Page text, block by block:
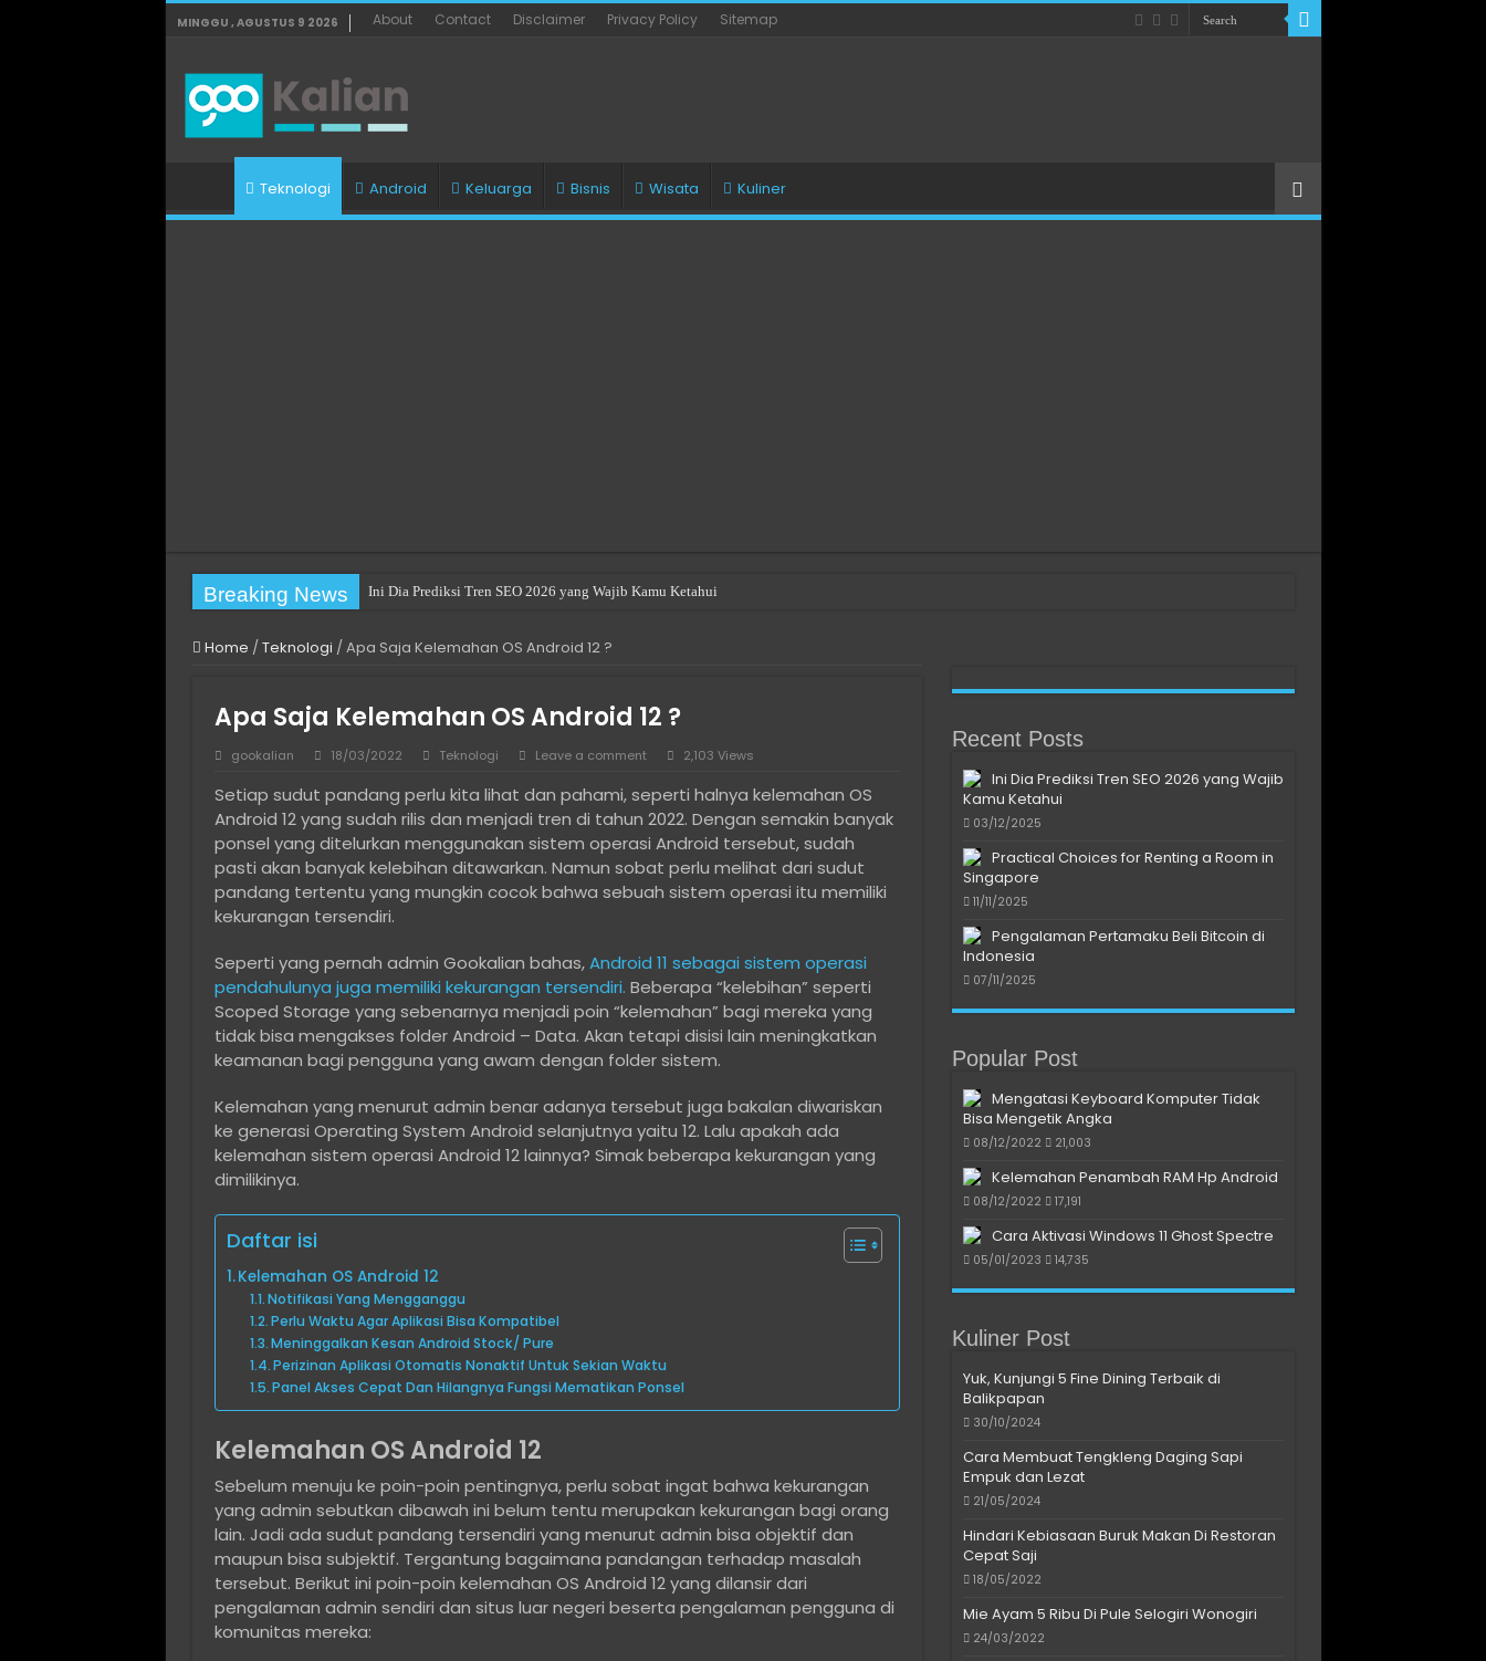
MINGGU , AGUSTUS 9 2026 About Contact Disclaimer Privacy Policy Sitemap
Teknologi Android Keluarga Bisnis Wisata Kuliner
Breaking News Ini Dia Prediksi Tren SEO 2026 yang Wajib Kamu Ketahui
Home /Teknologi /Apa Saja Kelemahan OS Android 12 ?
Apa Saja Kelemahan OS Android 12 ?
gookalian 18/03/2022 Teknologi Leave a comment 2,103 Views
Setiap sudut pandang perlu kita lihat dan pahami, seperti halnya kelemahan OS
Android 12 yang sudah rilis dan menjadi tren di tahun 2022. Dengan semakin banyak
ponsel yang ditelurkan menggunakan sistem operasi Android tersebut, sudah
pasti akan banyak kelebihan ditawarkan. Namun sobat perlu melihat dari sudut
pandang tertentu yang mungkin cocok bahwa sebuah sistem operasi itu memiliki
kekurangan tersendiri.
Seperti yang pernah admin Gookalian bahas,Android 11 sebagai sistem operasi
pendahulunya juga memiliki kekurangan tersendiri. Beberapa “kelebihan” seperti
Scoped Storage yang sebenarnya menjadi poin “kelemahan” bagi mereka yang
tidak bisa mengakses folder Android – Data. Akan tetapi disisi lain meningkatkan
keamanan bagi pengguna yang awam dengan folder sistem.
Kelemahan yang menurut admin benar adanya tersebut juga bakalan diwariskan
ke generasi Operating System Android selanjutnya yaitu 12. Lalu apakah ada
kelemahan sistem operasi Android 12 lainnya? Simak beberapa kekurangan yang
dimilikinya.
Daftar isi
Kelemahan OS Android 12
Notifikasi Yang Mengganggu
Perlu Waktu Agar Aplikasi Bisa Kompatibel
Meninggalkan Kesan Android Stock/ Pure
Perizinan Aplikasi Otomatis Nonaktif Untuk Sekian Waktu
Panel Akses Cepat Dan Hilangnya Fungsi Mematikan Ponsel
Kelemahan OS Android 12
Sebelum menuju ke poin-poin pentingnya, perlu sobat ingat bahwa kekurangan
yang admin sebutkan dibawah ini belum tentu merupakan kekurangan bagi orang
lain. Jadi ada sudut pandang tersendiri yang menurut admin bisa objektif dan
maupun bisa subjektif. Tergantung bagaimana pandangan terhadap masalah
tersebut. Berikut ini poin-poin kelemahan OS Android 12 yang dilansir dari
pengalaman admin sendiri dan situs luar negeri beserta pengalaman pengguna di
komunitas mereka:
Recent Posts
Ini Dia Prediksi Tren SEO 2026 yang Wajib
Kamu Ketahui
03/12/2025
Practical Choices for Renting a Room in
Singapore
11/11/2025
Pengalaman Pertamaku Beli Bitcoin di
Indonesia
07/11/2025
Popular Post
Mengatasi Keyboard Komputer Tidak
Bisa Mengetik Angka
08/12/2022 21,003
Kelemahan Penambah RAM Hp Android
08/12/2022 17,191
Cara Aktivasi Windows 11 Ghost Spectre
05/01/2023 14,735
Kuliner Post
Yuk, Kunjungi 5 Fine Dining Terbaik di
Balikpapan
30/10/2024
Cara Membuat Tengkleng Daging Sapi
Empuk dan Lezat
21/05/2024
Hindari Kebiasaan Buruk Makan Di Restoran
Cepat Saji
18/05/2022
Mie Ayam 5 Ribu Di Pule Selogiri Wonogiri
24/03/2022